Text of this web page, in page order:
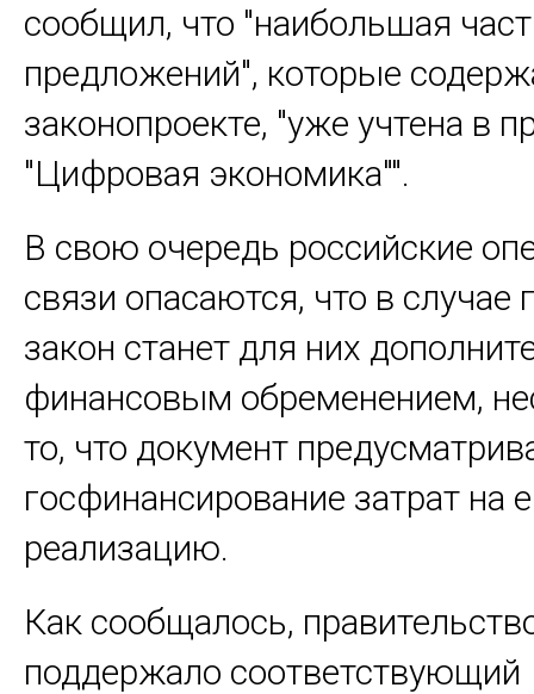
сообщил, что "наибольшая
предложений", которые
законопроекте, "уже учтена в
"Цифровая экономика"".
В свою очередь российские
связи опасаются, что в случае
закон станет для них
финансовым обременением,
то, что документ
госфинансирование затрат на
реализацию.
Как сообщалось,
поддержало соответствующий